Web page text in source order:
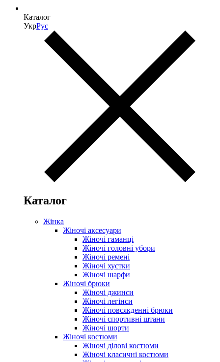
Каталог
УкрРус
Каталог
Жінка
Жіночі аксесуари
Жіночі гаманці
Жіночі головні убори
Жіночі ремені
Жіночі хустки
Жіночі шарфи
Жіночі брюки
Жіночі джинси
Жіночі легінси
Жіночі повсякденні брюки
Жіночі спортивні штани
Жіночі шорти
Жіночі костюми
Жіночі ділові костюми
Жіночі класичні костюми